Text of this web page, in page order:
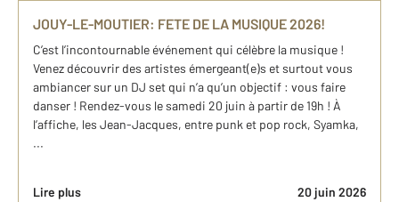
JOUY-LE-MOUTIER: FETE DE LA MUSIQUE 2026!
C’est l’incontournable événement qui célèbre la musique !
Venez découvrir des artistes émergeant(e)s et surtout vous
ambiancer sur un DJ set qui n’a qu’un objectif : vous faire
danser ! Rendez-vous le samedi 20 juin à partir de 19h ! À
l’affiche, les Jean-Jacques, entre punk et pop rock, Syamka,
...
Lire plus 20 juin 2026